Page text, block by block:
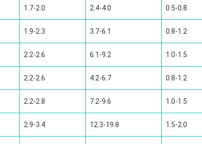
1.7-2.0 2.4-4.0 0.5-0.8
1.9-2.3 3.7-6.1 0.8-1.2
2.2-2.6 6.1-9.2 1.0-1.5
2.2-2.6 4.2-6.7 0.8-1.2
2.2-2.8 7.2-9.6 1.0-1.5
2.9-3.4 12.3-19.8 1.5-2.0